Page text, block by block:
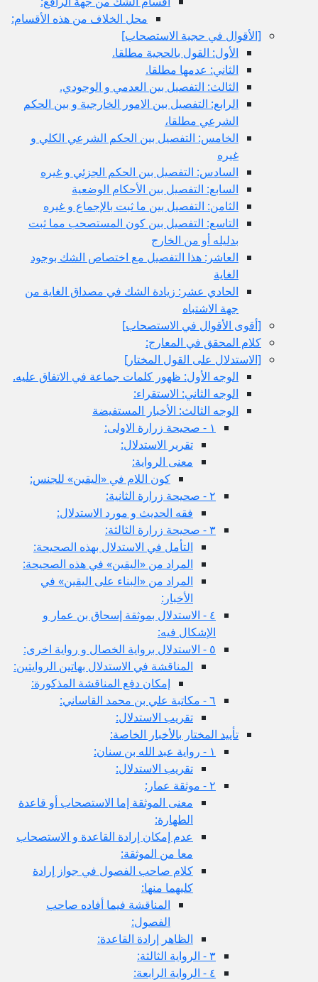
محل الخلاف من هذه الأقسام:
[الأقوال في حجية الاستصحاب‏]
الأول: القول بالحجية مطلقا.
الثاني: عدمها مطلقا.
الثالث: التفصيل بين العدمي و الوجودي.
الرابع: التفصيل بين الامور الخارجية و بين الحكم
الشرعي مطلقا،
الخامس: التفصيل بين الحكم الشرعي الكلي و
غيره
السادس: التفصيل بين الحكم الجزئي و غيره
السابع: التفصيل بين الأحكام الوضعية
الثامن: التفصيل بين ما ثبت بالإجماع و غيره
التاسع: التفصيل بين كون المستصحب مما ثبت
بدليله أو من الخارج
العاشر: هذا التفصيل مع اختصاص الشك بوجود
الغاية
الحادي عشر: زيادة الشك في مصداق الغاية من
جهة الاشتباه
[أقوى الأقوال في الاستصحاب‏]
كلام المحقق في المعارج:
[الاستدلال على القول المختار]
الوجه الأول: ظهور كلمات جماعة في الاتفاق عليه.
الوجه الثاني: الاستقراء:
الوجه الثالث: الأخبار المستفيضة
١ - صحيحة زرارة الاولى:
تقرير الاستدلال:
معنى الرواية:
كون اللام في «اليقين» للجنس:
٢ - صحيحة زرارة الثانية:
فقه الحديث و مورد الاستدلال:
٣ - صحيحة زرارة الثالثة:
التأمل في الاستدلال بهذه الصحيحة:
المراد من «اليقين» في هذه الصحيحة:
المراد من «البناء على اليقين» في
الأخبار:
٤ - الاستدلال بموثقة إسحاق بن عمار و
الإشكال فيه:
٥ - الاستدلال برواية الخصال و رواية اخرى:
المناقشة في الاستدلال بهاتين الروايتين:
إمكان دفع المناقشة المذكورة:
٦ - مكاتبة علي بن محمد القاساني:
تقريب الاستدلال:
تأييد المختار بالأخبار الخاصة:
١ - رواية عبد الله بن سنان:
تقريب الاستدلال:
٢ - موثقة عمار:
معنى الموثقة إما الاستصحاب أو قاعدة
الطهارة:
عدم إمكان إرادة القاعدة و الاستصحاب
معا من الموثقة:
كلام صاحب الفصول في جواز إرادة
كليهما منها:
المناقشة فيما أفاده صاحب
الفصول:
الظاهر إرادة القاعدة:
٣ - الرواية الثالثة:
٤ - الرواية الرابعة: